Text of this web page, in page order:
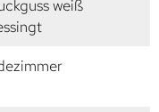
weiß